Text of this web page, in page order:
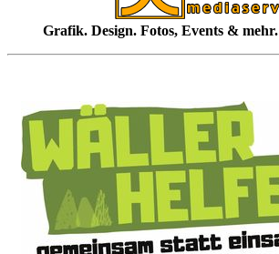
Grafik. Design. Fotos, Events & mehr.